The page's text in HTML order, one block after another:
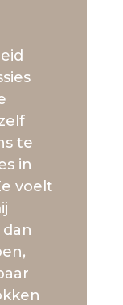
te
in
voelt